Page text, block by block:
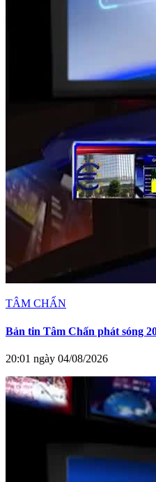
TÂM CHẤN
Bản tin Tâm Chấn phát sóng
20:01 ngày 04/08/2026